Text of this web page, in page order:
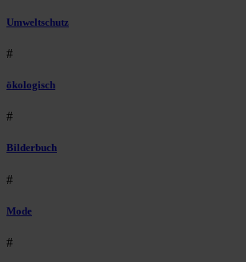
Umweltschutz
#
ökologisch
#
Bilderbuch
#
Mode
#